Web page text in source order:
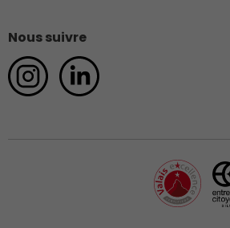
Nous suivre